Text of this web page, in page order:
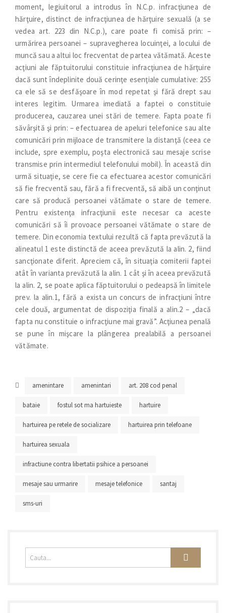
moment, legiuitorul a introdus în N.C.p. infracţiunea de
hărţuire, distinct de infracţiunea de hărţuire sexuală (a se
vedea art. 223 din N.C.p.), care poate fi comisă prin: –
urmărirea persoanei – supravegherea locuinţei, a locului de
muncă sau a altui loc frecventat de partea vătămată. Aceste
acţiuni ale făptuitorului constituie infracţiunea de hărţuire
dacă sunt îndeplinite două cerinţe esenţiale cumulative: 255
ca ele să se desfăşoare în mod repetat şi fără drept sau
interes legitim. Urmarea imediată a faptei o constituie
producerea, cauzarea unei stări de temere. Fapta poate fi
săvârşită şi prin: – efectuarea de apeluri telefonice sau alte
comunicări prin mijloace de transmitere la distanţă (ceea ce
include, spre exemplu, poşta electronică sau mesaje scrise
transmise prin intermediul telefonului mobil). În această din
urmă situaţie, se cere fie ca efectuarea acestor comunicări
să fie frecventă sau, fără a fi frecventă, să aibă un conţinut
care să producă persoanei vătămate o stare de temere.
Pentru existenţa infracţiunii este necesar ca aceste
comunicări să îi provoace persoanei vătămate o stare de
temere. Din economia textului rezultă că fapta prevăzută la
alineatul 1 este distinctă de aceea prevăzută la alin. 2, fiind
sancţionate diferit. Apreciem că, în situaţia comiterii faptei
atât în varianta prevăzută la alin. 1 cât şi în aceea prevăzută
la alin. 2, se poate aplica făptuitorului o pedeapsă în limitele
prev. la alin.1, fără a exista un concurs de infracţiuni între
cele două, argumentat de dispoziţia finală a alin.2 – „dacă
fapta nu constituie o infracţiune mai gravă”. Acţiunea penală
se pune în mişcare la plângerea prealabilă a persoanei
vătămate.
amenintare amenintari art. 208 cod penal
bataie fostul sot ma hartuieste hartuire
hartuirea pe retele de socializare hartuirea prin telefoane
hartuirea sexuala
infractiune contra libertatii psihice a persoanei
mesaje sau urmarire mesaje telefonice santaj
sms-uri